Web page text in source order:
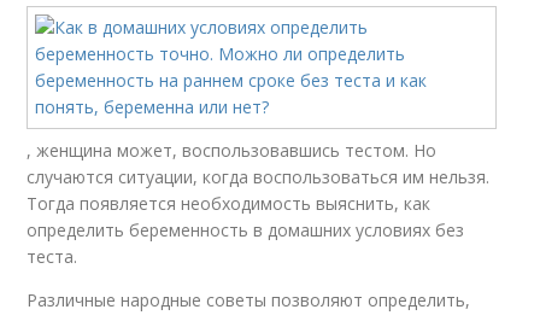
, женщина может, воспользовавшись тестом. Но
случаются ситуации, когда воспользоваться им нельзя.
Тогда появляется необходимость выяснить, как
определить беременность в домашних условиях без
теста.
Различные народные советы позволяют определить,